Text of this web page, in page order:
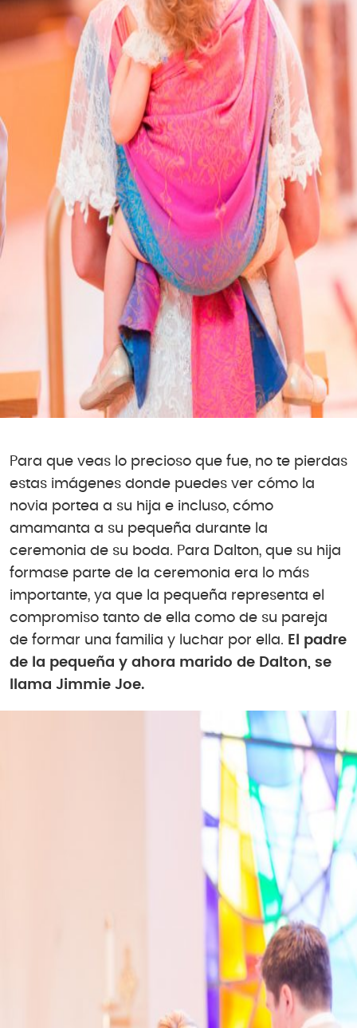
Para que veas lo precioso que fue, no te pierdas
estas imágenes donde puedes ver cómo la
novia portea a su hija e incluso, cómo
amamanta a su pequeña durante la
ceremonia de su boda. Para Dalton, que su hija
formase parte de la ceremonia era lo más
importante, ya que la pequeña representa el
compromiso tanto de ella como de su pareja
de formar una familia y luchar por ella. El padre
de la pequeña y ahora marido de Dalton, se
llama Jimmie Joe.